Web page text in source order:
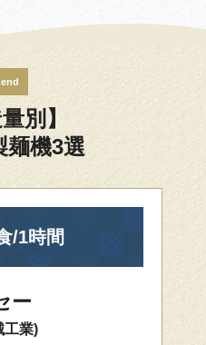
別】
麺機3選
/1時間
ー
工業)